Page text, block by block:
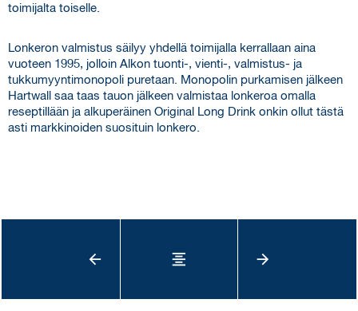
toimijalta toiselle.
Lonkeron valmistus säilyy yhdellä toimijalla kerrallaan aina
vuoteen 1995, jolloin Alkon tuonti-, vienti-, valmistus- ja
tukkumyyntimonopoli puretaan. Monopolin purkamisen jälkeen
Hartwall saa taas tauon jälkeen valmistaa lonkeroa omalla
reseptillään ja alkuperäinen Original Long Drink onkin ollut tästä
asti markkinoiden suosituin lonkero.
arrow_back format_align_center arrow_forward